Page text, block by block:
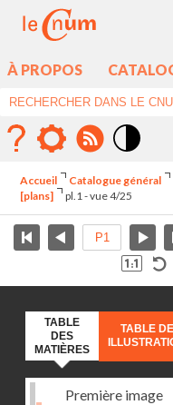
À PROPOS
élévé
Accueil Catalogue général
[plans]
pl.1 - vue 4/25
TABLE
DES
MATIÈRES
TABLE
Première image